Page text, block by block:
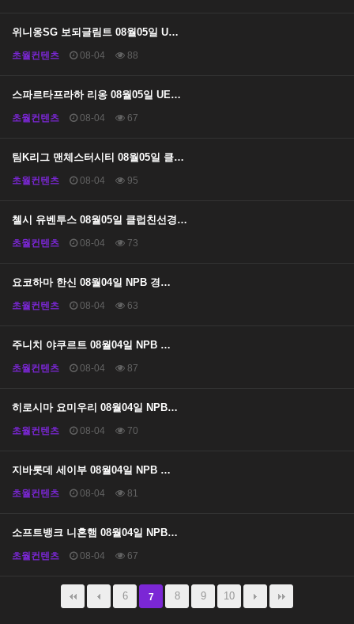
위니옹SG 보되글림트 08월05일 U…
초월컨텐츠 08-04 88
스파르타프라하 리옹 08월05일 UE…
초월컨텐츠 08-04 67
팀K리그 맨체스터시티 08월05일 클…
초월컨텐츠 08-04 95
첼시 유벤투스 08월05일 클럽친선경…
초월컨텐츠 08-04 73
요코하마 한신 08월04일 NPB 경…
초월컨텐츠 08-04 63
주니치 야쿠르트 08월04일 NPB …
초월컨텐츠 08-04 87
히로시마 요미우리 08월04일 NPB…
초월컨텐츠 08-04 70
지바롯데 세이부 08월04일 NPB …
초월컨텐츠 08-04 81
소프트뱅크 니혼햄 08월04일 NPB…
초월컨텐츠 08-04 67
6 7 8 9 10